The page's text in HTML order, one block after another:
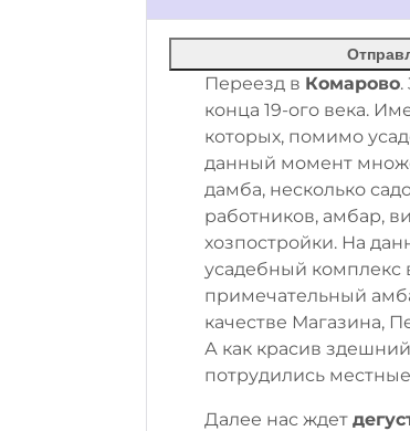
Переезд в Комарово
конца 19-ого века.
которых, помимо
данный момент
дамба, несколько
работников, амбар,
хозпостройки. На
усадебный комплекс
примечательный
качестве Магазина,
А как красив
потрудились
Далее нас ждет